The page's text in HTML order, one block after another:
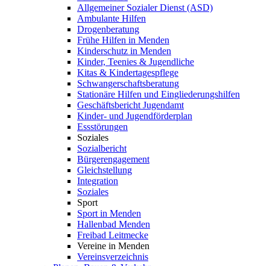
Allgemeiner Sozialer Dienst (ASD)
Ambulante Hilfen
Drogenberatung
Frühe Hilfen in Menden
Kinderschutz in Menden
Kinder, Teenies & Jugendliche
Kitas & Kindertagespflege
Schwangerschaftsberatung
Stationäre Hilfen und Eingliederungshilfen
Geschäftsbericht Jugendamt
Kinder- und Jugendförderplan
Essstörungen
Soziales
Sozialbericht
Bürgerengagement
Gleichstellung
Integration
Soziales
Sport
Sport in Menden
Hallenbad Menden
Freibad Leitmecke
Vereine in Menden
Vereinsverzeichnis